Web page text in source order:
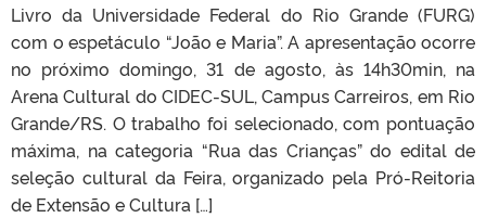
Livro da Universidade Federal do Rio Grande (FURG)
com o espetáculo “João e Maria”. A apresentação ocorre
no próximo domingo, 31 de agosto, às 14h30min, na
Arena Cultural do CIDEC-SUL, Campus Carreiros, em Rio
Grande/RS. O trabalho foi selecionado, com pontuação
máxima, na categoria “Rua das Crianças” do edital de
seleção cultural da Feira, organizado pela Pró-Reitoria
de Extensão e Cultura […]